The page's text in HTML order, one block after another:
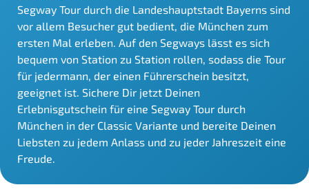
Segway Tour durch die Landeshauptstadt Bayerns sind
vor allem Besucher gut bedient, die München zum
ersten Mal erleben. Auf den Segways lässt es sich
bequem von Station zu Station rollen, sodass die Tour
für jedermann, der einen Führerschein besitzt,
geeignet ist. Sichere Dir jetzt Deinen
Erlebnisgutschein für eine Segway Tour durch
München in der Classic Variante und bereite Deinen
Liebsten zu jedem Anlass und zu jeder Jahreszeit eine
Freude.